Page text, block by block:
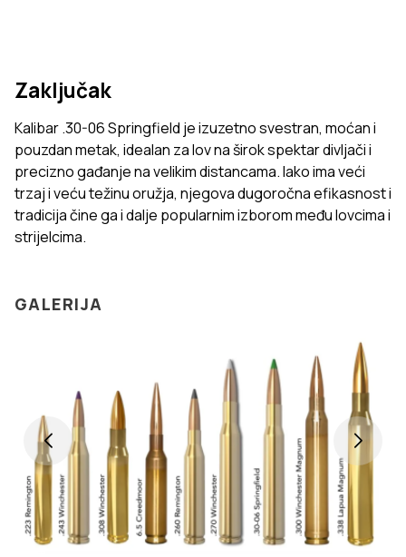
Zaključak
Kalibar .30-06 Springfield je izuzetno svestran, moćan i
pouzdan metak, idealan za lov na širok spektar divljači i
precizno gađanje na velikim distancama. Iako ima veći
trzaj i veću težinu oružja, njegova dugoročna efikasnost i
tradicija čine ga i dalje popularnim izborom među lovcima i
strijelcima.
GALERIJA